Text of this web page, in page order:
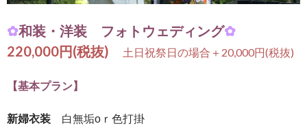
✿和装・洋装 フォトウェディング✿
220,000円(税抜)
土日祝祭日の場合＋20,000円(税抜)
【基本プラン】
新婦衣装 白無垢оｒ色打掛